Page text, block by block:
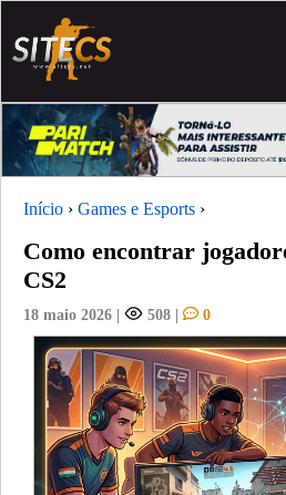
Início › Games e Esports ›
Como encontrar
CS2
18 maio 2026 | 508 | 0